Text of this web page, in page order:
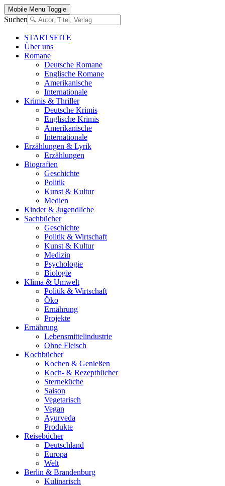
Mobile Menu Toggle
Suchen
STARTSEITE
Über uns
Romane
Deutsche Romane
Englische Romane
Amerikanische
Internationale
Krimis & Thriller
Deutsche Krimis
Englische Krimis
Amerikanische
Internationale
Erzählungen & Lyrik
Erzählungen
Biografien
Geschichte
Politik
Kunst & Kultur
Medien
Kinder & Jugendliche
Sachbücher
Geschichte
Politik & Wirtschaft
Kunst & Kultur
Medizin
Psychologie
Biologie
Klima & Umwelt
Politik & Wirtschaft
Öko
Ernährung
Projekte
Ernährung
Lebensmittelindustrie
Ohne Fleisch
Kochbücher
Kochen & Genießen
Koch- & Rezeptbücher
Sterneküche
Saison
Vegetarisch
Vegan
Ayurveda
Produkte
Reisebücher
Deutschland
Europa
Welt
Berlin & Brandenburg
Kulinarisch